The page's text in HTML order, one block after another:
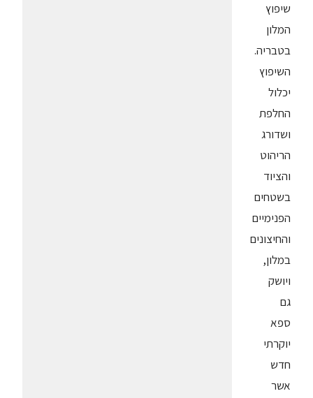
שיפוץ
המלון
בטבריה.
השיפוץ
יכלול
החלפת
ושדורג
הריהוט
והציוד
בשטחים
הפנימיים
והחיצונים
במלון,
ויושק
גם
ספא
יוקרתי
חדש
אשר